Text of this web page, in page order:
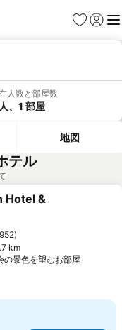
お気に入り
ログイ
メ
人数と部屋数
、1 部屋
地図
テル
に追加
Hotel &
952
km
の景色を望むお部屋料金を